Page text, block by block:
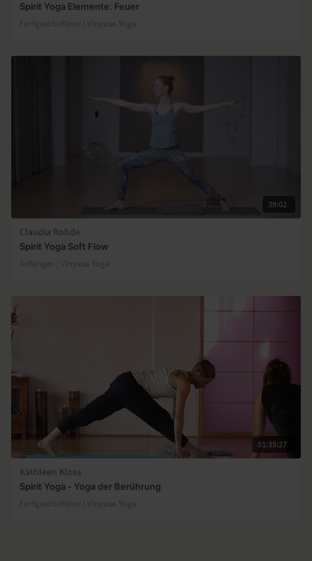
Spirit Yoga Elemente: Feuer
Fortgeschrittene | Vinyasa Yoga
39:02
Claudia Rohde
Spirit Yoga Soft Flow
Anfänger | Vinyasa Yoga
01:35:27
Kathleen Kloss
Spirit Yoga - Yoga der Berührung
Fortgeschrittene | Vinyasa Yoga